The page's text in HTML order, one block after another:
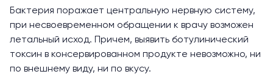
Бактерия поражает центральную нервную систему,
при несвоевременном обращении к врачу возможен
летальный исход. Причем, выявить ботулинический
токсин в консервированном продукте невозможно, ни
по внешнему виду, ни по вкусу.